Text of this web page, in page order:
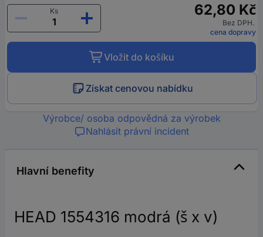
Ks
62,80 Kč
Bez DPH.
cena dopravy
Vložit do košíku
Získat cenovou nabídku
Výrobce/ osoba odpovědná za výrobek
Nahlásit právní incident
Hlavní benefity
HEAD 1554316 modrá (š x v)